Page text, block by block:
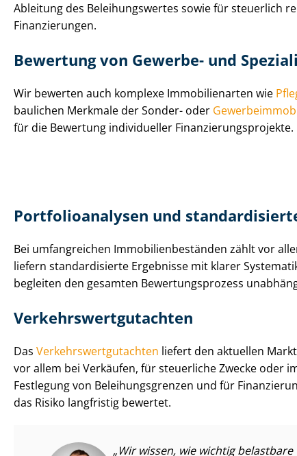
Ableitung des Be­lei­hungs­wer­tes sowie für steuerlich
Finanzierungen.
Bewertung von Gewerbe- und
Wir bewerten auch komplexe Immobilienarten wie
baulichen Merkmale der Sonder- oder
für die Bewertung individueller Fi­nan­zie­rungs­pro­jek­te.
Port­fo­lio­ana­ly­sen und
Bei umfangreichen Im­mo­bi­li­en­be­stän­den zählt vor
liefern standardisierte Ergebnisse mit klarer
begleiten den gesamten Be­wer­tungs­pro­zess
Ver­kehrs­wert­gut­ach­ten
Das Ver­kehrs­wert­gut­ach­ten liefert den aktuellen
vor allem bei Verkäufen, für steuerliche Zwecke oder
Festlegung von Be­lei­hungs­gren­zen und für
das Risiko langfristig bewertet.
Wir wissen, wie wichtig